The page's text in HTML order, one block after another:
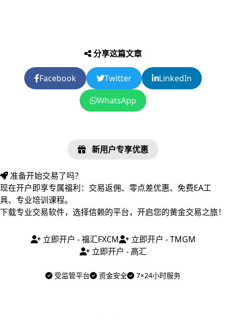
分享这篇文章
Facebook Twitter
LinkedIn
WhatsApp
新用户专享优惠
准备开始交易了吗？
现在开户即享专属福利：交易返佣、零点差优惠、免费EA工
具、专业培训课程。
下载专业交易软件，选择信赖的平台，开启您的黄金交易之旅！
立即开户 - 福汇FXCM
立即开户 - TMGM
立即开户 - 高汇
受监管平台 资金安全 7×24小时服务